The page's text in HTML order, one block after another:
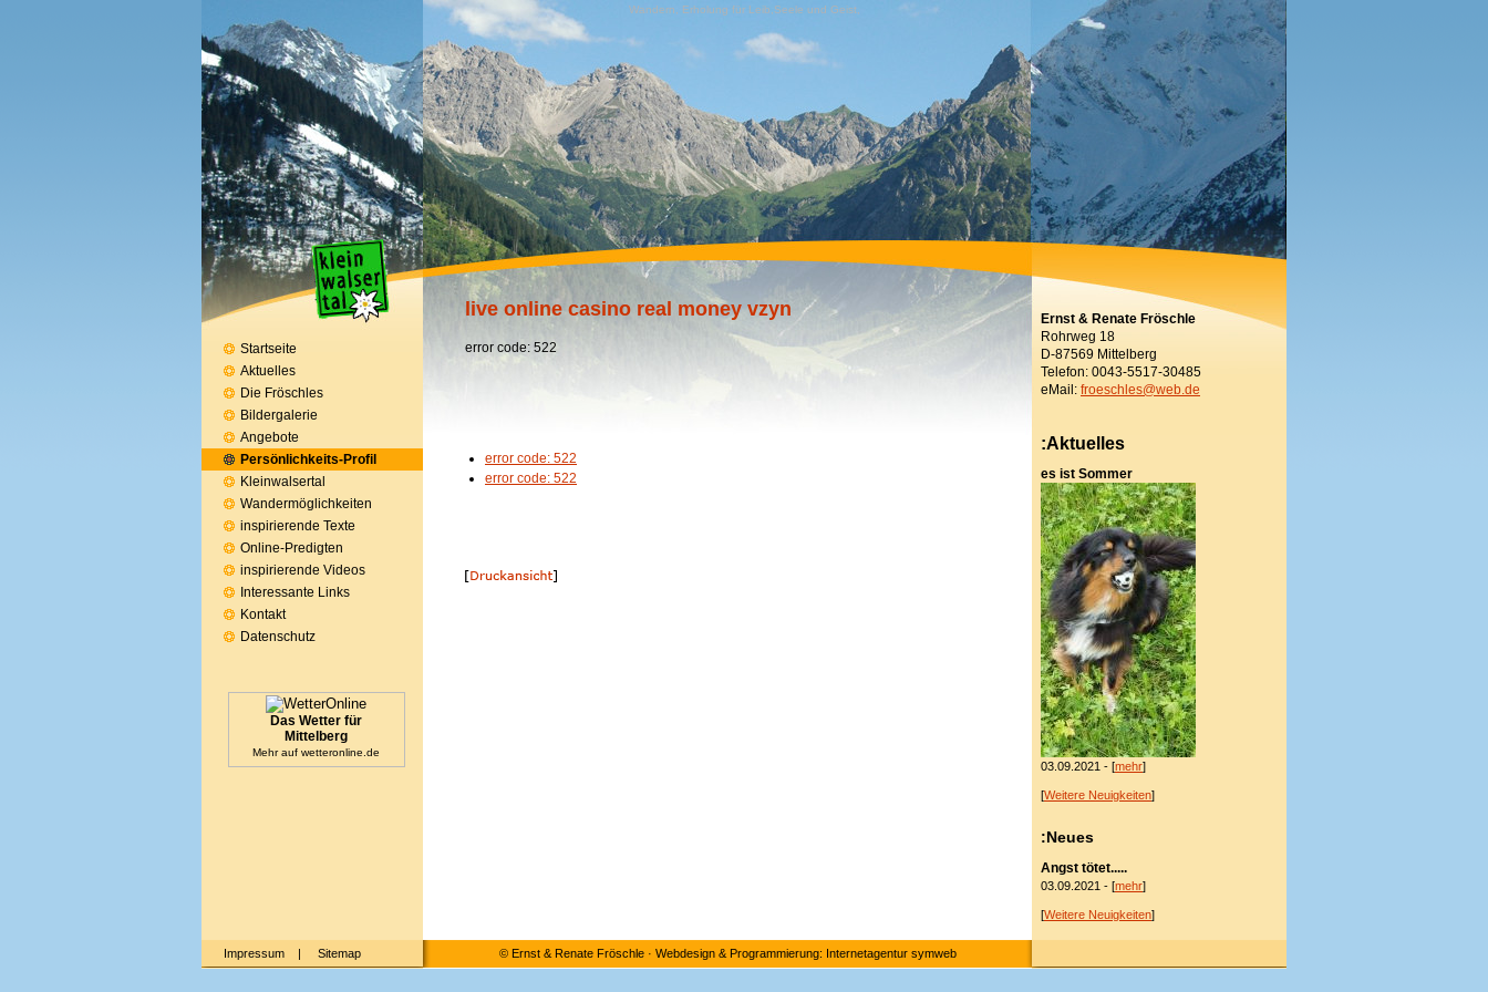
Wandern, Erholung für Leib,Seele und Geist,
live online casino real money vzyn
error code: 522
error code: 522
error code: 522
Startseite
Aktuelles
Die Fröschles
Bildergalerie
Angebote
Persönlichkeits-Profil
Kleinwalsertal
Wandermöglichkeiten
inspirierende Texte
Online-Predigten
inspirierende Videos
Interessante Links
Kontakt
Datenschutz
Das Wetter für
Mittelberg
Mehr auf wetteronline.de
Ernst & Renate Fröschle
Rohrweg 18
D-87569 Mittelberg
Telefon: 0043-5517-30485
eMail: froeschles@web.de
:Aktuelles
es ist Sommer
03.09.2021 - [mehr]
[Weitere Neuigkeiten]
:Neues
Angst tötet.....
03.09.2021 - [mehr]
[Weitere Neuigkeiten]
Impressum | Sitemap © Ernst & Renate Fröschle· Webdesign & Programmierung: Internetagentur symweb